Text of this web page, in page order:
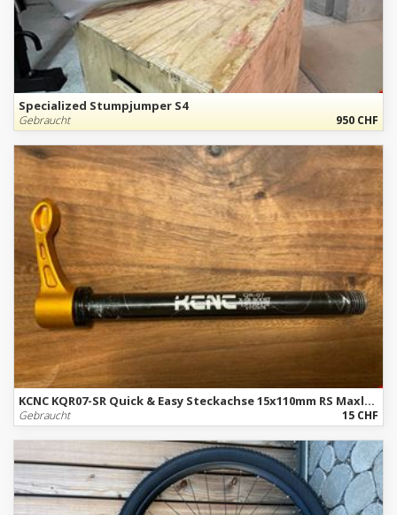
Specialized Stumpjumper S4
Gebraucht 950 CHF
KCNC KQR07-SR Quick & Easy Steckachse 15x110mm RS Maxle gold
Gebraucht 15 CHF